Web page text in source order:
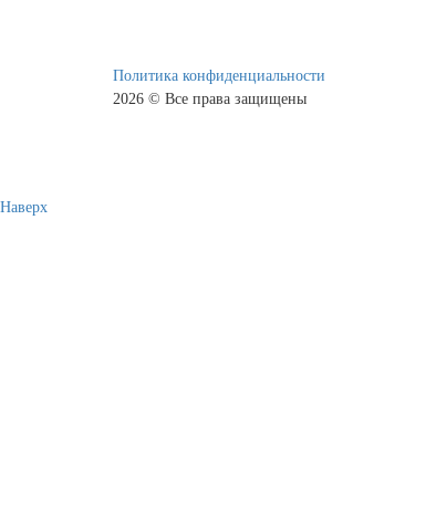
Политика конфиденциальности
2026 © Все права защищены
Наверх